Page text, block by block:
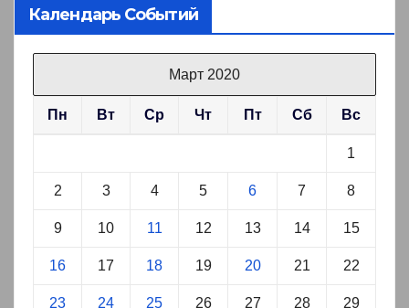
Календарь Событий
Март 2020
Пн Вт Ср Чт Пт Сб Вс
1
2 3 4 5 6 7 8
9 10 11 12 13 14 15
16 17 18 19 20 21 22
23 24 25 26 27 28 29